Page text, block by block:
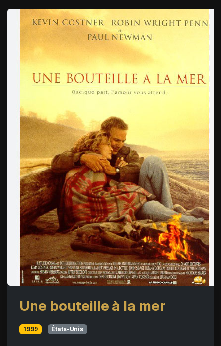
Une bouteille à la mer
1999 États-Unis